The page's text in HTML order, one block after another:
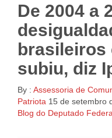
De 2004 a
brasileiros
subiu, diz
By : Assessoria de
Patriota 15 de setembro
Blog do Deputado